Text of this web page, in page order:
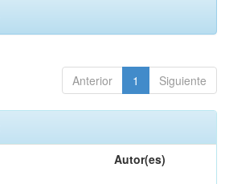
Anterior 1 Siguiente
Autor(es)